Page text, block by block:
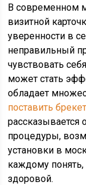
В современном
визитной
уверенности в
неправильный
чувствовать
может стать
обладает
поставить
рассказывается
процедуры,
установки в
каждому
здоровой.